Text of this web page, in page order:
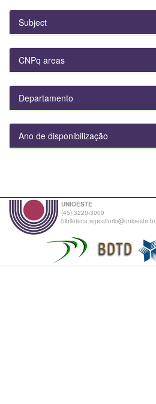
Subject
CNPq areas
Departamento
Ano de disponibilização
UNIOESTE
(45) 3220-3000
biblioteca.repositorio@unioeste.br